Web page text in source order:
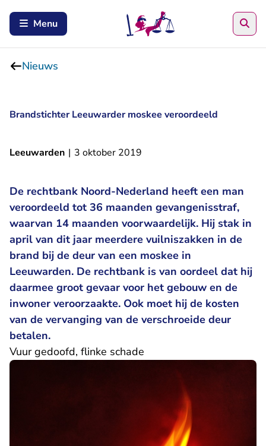
Menu
Nieuws
Brandstichter Leeuwarder moskee veroordeeld
Leeuwarden | 3 oktober 2019
De rechtbank Noord-Nederland heeft een man
veroordeeld tot 36 maanden gevangenisstraf,
waarvan 14 maanden voorwaardelijk. Hij stak in
april van dit jaar meerdere vuilniszakken in de
brand bij de deur van een moskee in
Leeuwarden. De rechtbank is van oordeel dat hij
daarmee groot gevaar voor het gebouw en de
inwoner veroorzaakte. Ook moet hij de kosten
van de vervanging van de verschroeide deur
betalen.
Vuur gedoofd, flinke schade